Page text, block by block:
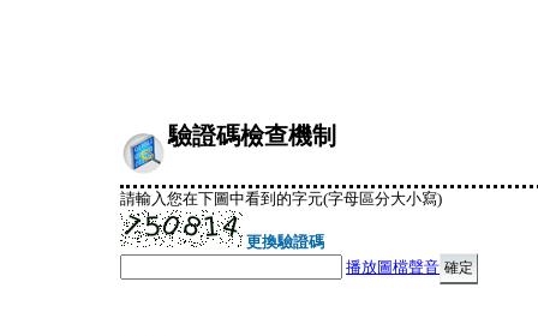
驗證碼檢查機制
請輸入您在下圖中看到的字元(字母區分大小寫)
更換驗證碼
播放圖檔聲音